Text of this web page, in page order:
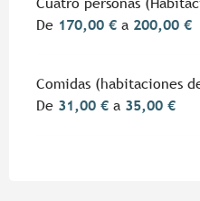
De 170,00 € a 200,00 €
Comidas (habitaciones
De 31,00 € a 35,00 €